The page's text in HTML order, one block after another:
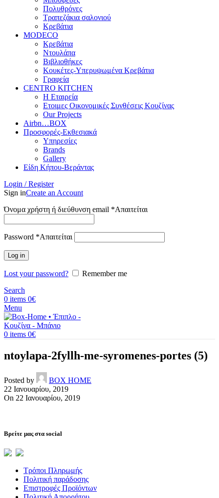
Πολυθρόνες
Τραπεζάκια σαλονιού
Κρεβάτια
MODECO
Κρεβάτια
Ντουλάπα
Βιβλιοθήκες
Κουκέτες-Υπερυψωμένα Κρεβάτια
Γραφεία
CENTRO KITCHEN
Η Εταιρεία
Ετοιμες Οικονομικές Συνθέσεις Κουζίνας
Our Projects
Airbn…BOX
Προσφορές-Εκθεσιακά
Υπηρεσίες
Brands
Gallery
Είδη Κήπου-Βεράντας
Login / Register
Sign inCreate an Account
Όνομα χρήστη ή διεύθυνση email *Απαιτείται
Password *Απαιτείται
Log in
Lost your password?
Remember me
Search
0 items 0€
Menu
0 items 0€
ntoylapa-2fyllh-me-syromenes-portes (5)
Posted by
BOX HOME
22 Ιανουαρίου, 2019
On 22 Ιανουαρίου, 2019
Βρείτε μας στα social
Τρόποι Πληρωμής
Πολιτική παράδοσης
Επιστροφές Προϊόντων